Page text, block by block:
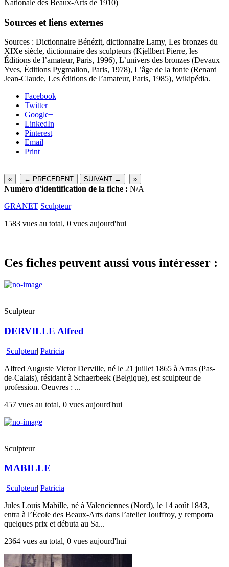
Nationale des Beaux-Arts de 1910)
Sources et liens externes
Sources : Dictionnaire Bénézit, dictionnaire Lamy, Les bronzes du
XIXe siècle, dictionnaire des sculpteurs (Kjellbert Pierre, les
Éditions de l’amateur, Paris, 1996), L’univers des bronzes (Devaux
Yves, Éditions Pygmalion, Paris, 1978), L’âge de la fonte (Renard
Jean-Claude, Les éditions de l’amateur, Paris, 1985), Wikipédia.
Facebook
Twitter
Google+
LinkedIn
Pinterest
Email
Print
« ← PRECEDENT SUIVANT → »
Numéro d'identification de la fiche : N/A
GRANET Sculpteur
1583 vues au total, 0 vues aujourd'hui
Ces fiches peuvent aussi vous intéresser :
Sculpteur
DERVILLE Alfred
Sculpteur| Patricia
Alfred Auguste Victor Derville, né le 21 juillet 1865 à Arras (Pas-
de-Calais), résidant à Schaerbeek (Belgique), est sculpteur de
profession. Oeuvres : ...
457 vues au total, 0 vues aujourd'hui
Sculpteur
MABILLE
Sculpteur| Patricia
Jules Louis Mabille, né à Valenciennes (Nord), le 14 août 1843,
entra à l’École des Beaux-Arts dans l’atelier Jouffroy, y remporta
quelques prix et débuta au Sa...
2364 vues au total, 0 vues aujourd'hui